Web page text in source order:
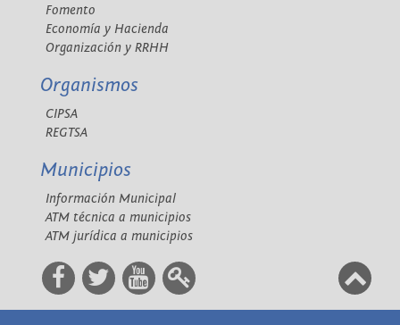
Fomento
Economía y Hacienda
Organización y RRHH
Organismos
CIPSA
REGTSA
Municipios
Información Municipal
ATM técnica a municipios
ATM jurídica a municipios